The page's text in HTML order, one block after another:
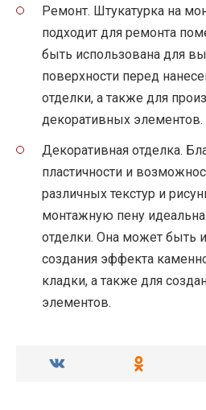
Ремонт. Штукатурка на
подходит для ремонта
быть использована для
поверхности перед
отделки, а также для
декоративных элементов.
Декоративная отделка.
пластичности и
различных текстур и
монтажную пену
отделки. Она может быть
создания эффекта
кладки, а также для
элементов.